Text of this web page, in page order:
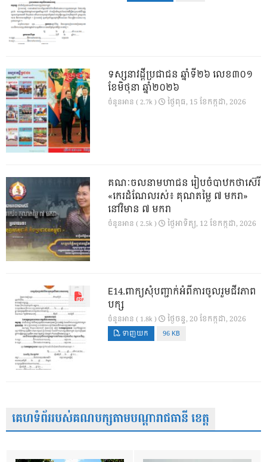
ទស្សនាវដ្ដីប្រជាជន ឆ្នាំទី២៦ លេខ៣០១
ខែមិថុនា ឆ្នាំ២០២៦
ចំនួនអាន ( 2.7k ) ថ្ងៃ​ពុធ, 15 ខែ​កក្កដា, 2026
គណៈចលនាមហាជន រៀបចំបាឋកថាស៊េរី
«កេរដំណែលរស់៖ គុណតម្លៃ ៧ មករា»
នៅវិមាន ៧ មករា
ចំនួនអាន ( 2.5k ) ថ្ងៃ​អាទិត្យ, 12 ខែ​កក្កដា, 2026
E14.ពាក្យសុំបញ្ជាក់អំពីការចូលរួមជីវភាព
បក្ស
ចំនួនអាន ( 1.8k ) ថ្ងៃ​ចន្ទ, 20 ខែ​កក្កដា, 2026
ទាញយក 96 KB
គេហទំព័ររបស់គណបក្សតាមបណ្តារាជធានី ខេត្ត